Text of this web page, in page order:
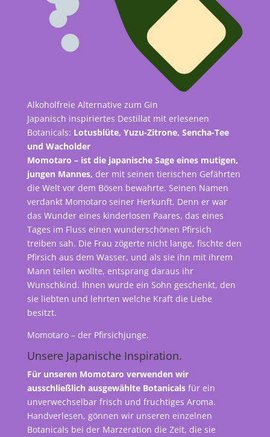
Alkoholfreie Alternative zum Gin
Japanisch inspiriertes Destillat mit erlesenen
Botanicals: Lotusblüte, Yuzu-Zitrone, Sencha-Tee
und Wacholder
Momotaro – ist die japanische Sage eines mutigen,
jungen Mannes, der mit seinen tierischen Gefährten
die Welt vor dem Bösen bewahrte. Seinen Namen
verdankt Momotaro seiner Herkunft. Denn er war
das Wunder eines kinderlosen Paares, das eines
Tages im Fluss einen wunderschönen Pfirsich
treiben sah. Die Frau zögerte nicht lange, fischte den
Pfirsich aus dem Wasser, und als sie ihn mit ihrem
Mann teilen wollte, entsprang daraus ihr
Wunschkind. Ihnen wurde ein Sohn geschenkt, den
sie liebten und lehrten welche Kraft die Liebe
besitzt.
Momotaro – der Pfirsichjunge.
Unsere Japanische Inspiration.
Für unseren Momotaro verwenden wir
ausschließlich ausgewählte Botanicalsfür ein
unverwechselbar frisch und fruchtiges Aroma.
Handverlesen, gönnen wir unseren einzelnen
Botanicals bei der Marzeration die Zeit, die sie